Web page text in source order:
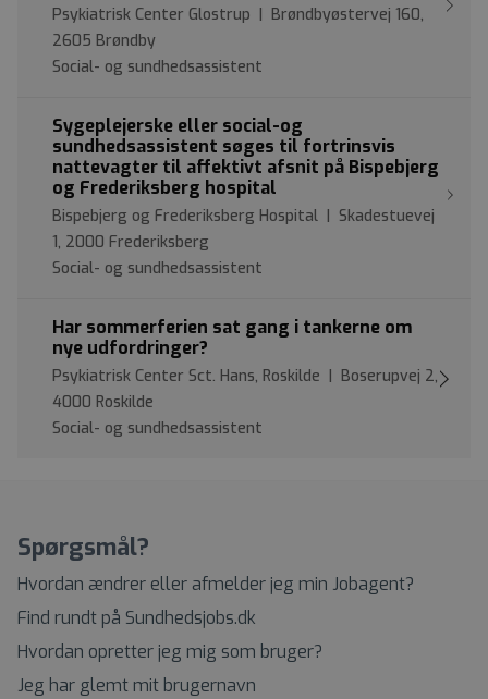
Psykiatrisk Center Glostrup | Brøndbyøstervej 160,
2605 Brøndby
Social- og sundhedsassistent
Sygeplejerske eller social-og
sundhedsassistent søges til fortrinsvis
nattevagter til affektivt afsnit på Bispebjerg
og Frederiksberg hospital
Bispebjerg og Frederiksberg Hospital | Skadestuevej
1, 2000 Frederiksberg
Social- og sundhedsassistent
Har sommerferien sat gang i tankerne om
nye udfordringer?
Psykiatrisk Center Sct. Hans, Roskilde | Boserupvej 2,
4000 Roskilde
Social- og sundhedsassistent
Spørgsmål?
Hvordan ændrer eller afmelder jeg min Jobagent?
Find rundt på Sundhedsjobs.dk
Hvordan opretter jeg mig som bruger?
Jeg har glemt mit brugernavn